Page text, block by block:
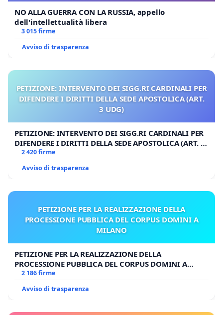
NO ALLA GUERRA CON LA RUSSIA, appello
dell'intellettualità libera
3 015 firme
Avviso di trasparenza
PETIZIONE: INTERVENTO DEI SIGG.RI CARDINALI PER
DIFENDERE I DIRITTI DELLA SEDE APOSTOLICA (ART.
3 UDG)
PETIZIONE: INTERVENTO DEI SIGG.RI CARDINALI PER
DIFENDERE I DIRITTI DELLA SEDE APOSTOLICA (ART. 3
UDG)
2 420 firme
Avviso di trasparenza
PETIZIONE PER LA REALIZZAZIONE DELLA
PROCESSIONE PUBBLICA DEL CORPUS DOMINI A
MILANO
PETIZIONE PER LA REALIZZAZIONE DELLA
PROCESSIONE PUBBLICA DEL CORPUS DOMINI A
MILANO
2 186 firme
Avviso di trasparenza